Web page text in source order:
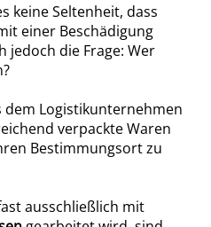
keine Seltenheit, dass
einer Beschädigung
jedoch die Frage: Wer
dem Logistikunternehmen
verpackte Waren
Bestimmungsort zu
ausschließlich mit